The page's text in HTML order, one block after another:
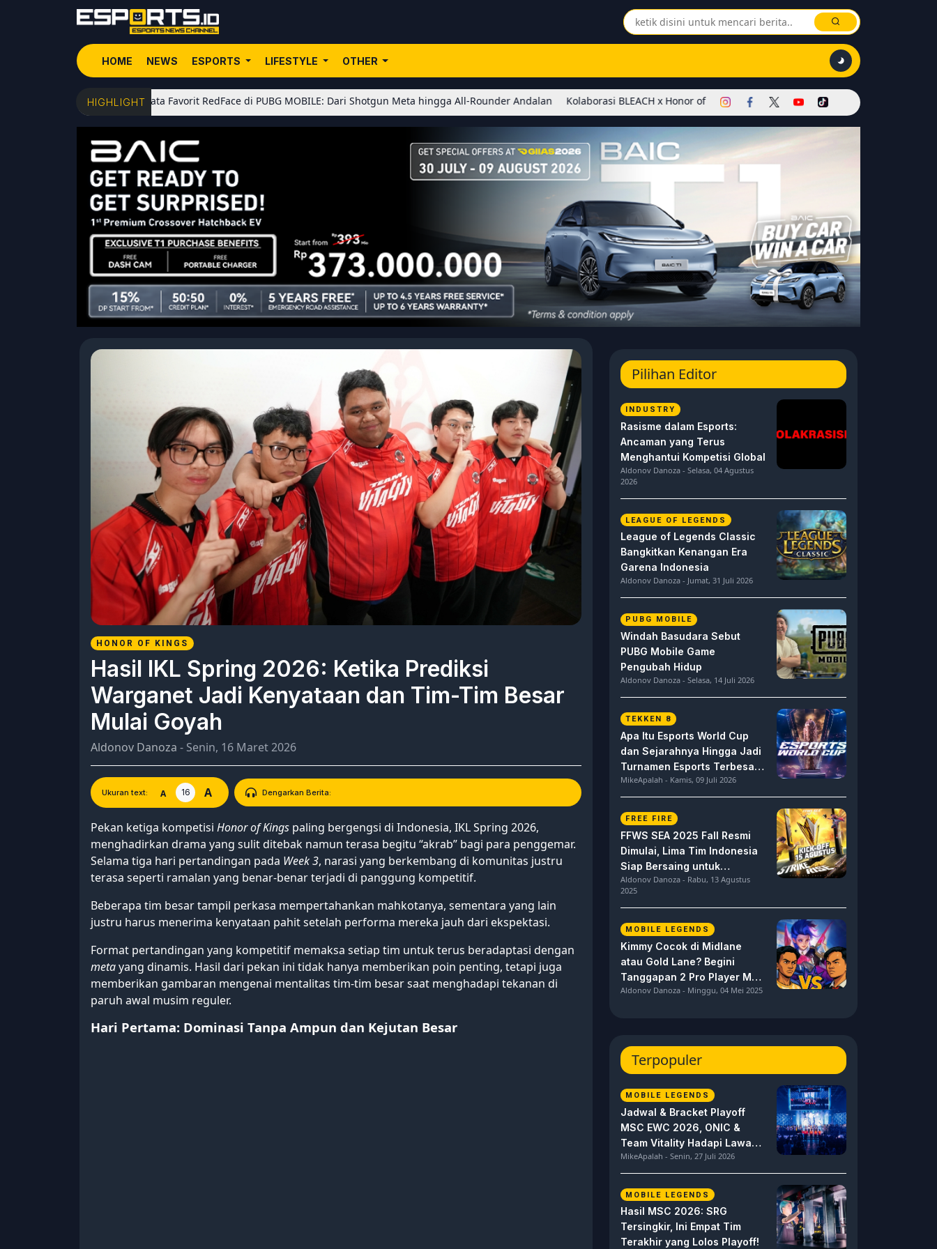
HOME NEWS ESPORTS LIFESTYLE OTHER
HIGHLIGHT
5 Senjata Favorit RedFace di PUBG MOBILE: Dari Shotgun Meta hingga All-Rounder Andalan Kolaborasi BLEACH x Honor of Kings Dimulai! Hadirkan Skin Soul Reaper, Mode Khusus,
HONOR OF KINGS
Hasil IKL Spring 2026: Ketika Prediksi
Warganet Jadi Kenyataan dan Tim-Tim Besar
Mulai Goyah
Aldonov Danoza - Senin, 16 Maret 2026
Ukuran text: A 16 A Dengarkan Berita:
Pekan ketiga kompetisi Honor of Kings paling bergengsi di Indonesia, IKL Spring 2026,
menghadirkan drama yang sulit ditebak namun terasa begitu “akrab” bagi para penggemar.
Selama tiga hari pertandingan pada Week 3, narasi yang berkembang di komunitas justru
terasa seperti ramalan yang benar-benar terjadi di panggung kompetitif.
Beberapa tim besar tampil perkasa mempertahankan mahkotanya, sementara yang lain
justru harus menerima kenyataan pahit setelah performa mereka jauh dari ekspektasi.
Format pertandingan yang kompetitif memaksa setiap tim untuk terus beradaptasi dengan
metayang dinamis. Hasil dari pekan ini tidak hanya memberikan poin penting, tetapi juga
memberikan gambaran mengenai mentalitas tim-tim besar saat menghadapi tekanan di
paruh awal musim reguler.
Hari Pertama: Dominasi Tanpa Ampun dan Kejutan Besar
Pilihan Editor
INDUSTRY
Rasisme dalam Esports:
Ancaman yang Terus
Menghantui Kompetisi Global
Aldonov Danoza - Selasa, 04 Agustus
2026
LEAGUE OF LEGENDS
League of Legends Classic
Bangkitkan Kenangan Era
Garena Indonesia
Aldonov Danoza - Jumat, 31 Juli 2026
PUBG MOBILE
Windah Basudara Sebut
PUBG Mobile Game
Pengubah Hidup
Aldonov Danoza - Selasa, 14 Juli 2026
TEKKEN 8
Apa Itu Esports World Cup
dan Sejarahnya Hingga Jadi
Turnamen Esports Terbesar
di Dunia
MikeApalah - Kamis, 09 Juli 2026
FREE FIRE
FFWS SEA 2025 Fall Resmi
Dimulai, Lima Tim Indonesia
Siap Bersaing untuk
Dominasi
Aldonov Danoza - Rabu, 13 Agustus
2025
MOBILE LEGENDS
Kimmy Cocok di Midlane
atau Gold Lane? Begini
Tanggapan 2 Pro Player MPL
ID S15 ini
Aldonov Danoza - Minggu, 04 Mei 2025
Terpopuler
MOBILE LEGENDS
Jadwal & Bracket Playoff
MSC EWC 2026, ONIC &
Team Vitality Hadapi Lawan
Berat
MikeApalah - Senin, 27 Juli 2026
MOBILE LEGENDS
Hasil MSC 2026: SRG
Tersingkir, Ini Empat Tim
Terakhir yang Lolos Playoff!